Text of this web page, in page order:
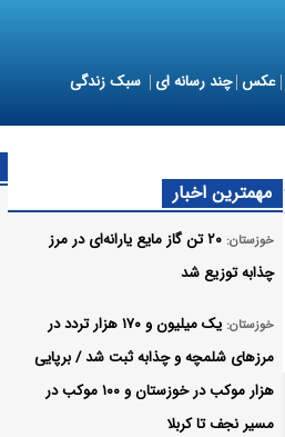
عکس چند رسانه ای سبک زندگی
مهمترین اخبار
خوزستان:
۲۰ تن گاز مایع یارانه‌ای در مرز
چذابه توزیع شد
خوزستان:
یک میلیون و ۱۷۰ هزار تردد در
مرزهای شلمچه و چذابه ثبت شد / برپایی
هزار موکب در خوزستان و ۱۰۰ موکب در
مسیر نجف تا کربلا